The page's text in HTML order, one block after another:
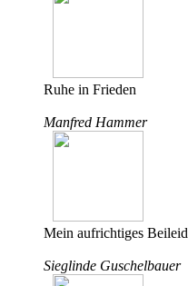
Ruhe in Frieden
Manfred Hammer
Mein aufrichtiges Beileid
Sieglinde Guschelbauer